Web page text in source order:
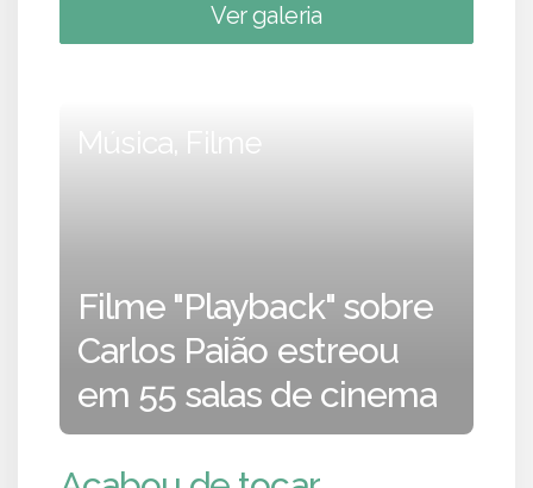
Ver galeria
Música, Filme
Filme "Playback" sobre
Carlos Paião estreou
em 55 salas de cinema